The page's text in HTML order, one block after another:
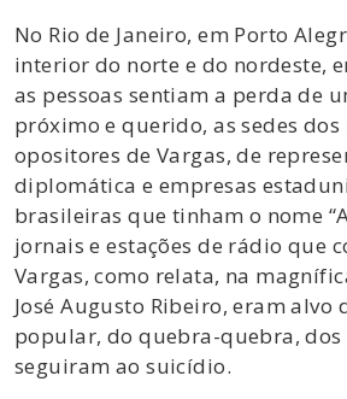
No Rio de Janeiro, em Porto
interior do norte e do nordeste,
as pessoas sentiam a perda de
próximo e querido, as sedes
opositores de Vargas, de
diplomática e empresas
brasileiras que tinham o nome
jornais e estações de rádio que
Vargas, como relata, na
José Augusto Ribeiro, eram alvo
popular, do quebra-quebra, dos
seguiram ao suicídio.